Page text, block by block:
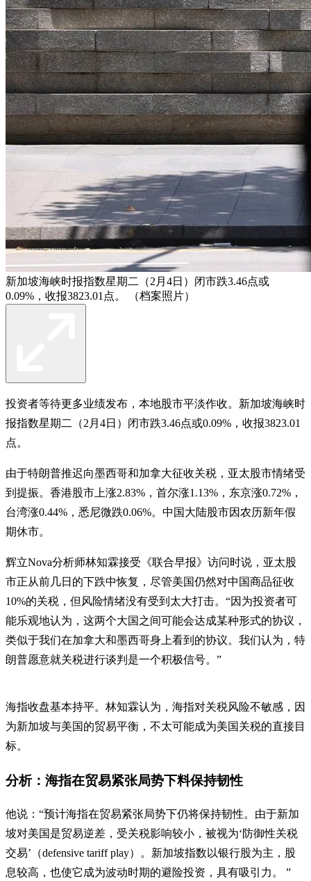
新加坡海峡时报指数星期二（2月4日）闭市跌3.46点或
0.09%，收报3823.01点。 （档案照片）
投资者等待更多业绩发布，本地股市平淡作收。新加坡海峡时
报指数星期二（2月4日）闭市跌3.46点或0.09%，收报3823.01
点。
由于特朗普推迟向墨西哥和加拿大征收关税，亚太股市情绪受
到提振。香港股市上涨2.83%，首尔涨1.13%，东京涨0.72%，
台湾涨0.44%，悉尼微跌0.06%。中国大陆股市因农历新年假
期休市。
辉立Nova分析师林知霖接受《联合早报》访问时说，亚太股
市正从前几日的下跌中恢复，尽管美国仍然对中国商品征收
10%的关税，但风险情绪没有受到太大打击。“因为投资者可
能乐观地认为，这两个大国之间可能会达成某种形式的协议，
类似于我们在加拿大和墨西哥身上看到的协议。我们认为，特
朗普愿意就关税进行谈判是一个积极信号。”
海指收盘基本持平。林知霖认为，海指对关税风险不敏感，因
为新加坡与美国的贸易平衡，不太可能成为美国关税的直接目
标。
分析：海指在贸易紧张局势下料保持韧性
他说：“预计海指在贸易紧张局势下仍将保持韧性。由于新加
坡对美国是贸易逆差，受关税影响较小，被视为‘防御性关税
交易’（defensive tariff play）。新加坡指数以银行股为主，股
息较高，也使它成为波动时期的避险投资，具有吸引力。 ”